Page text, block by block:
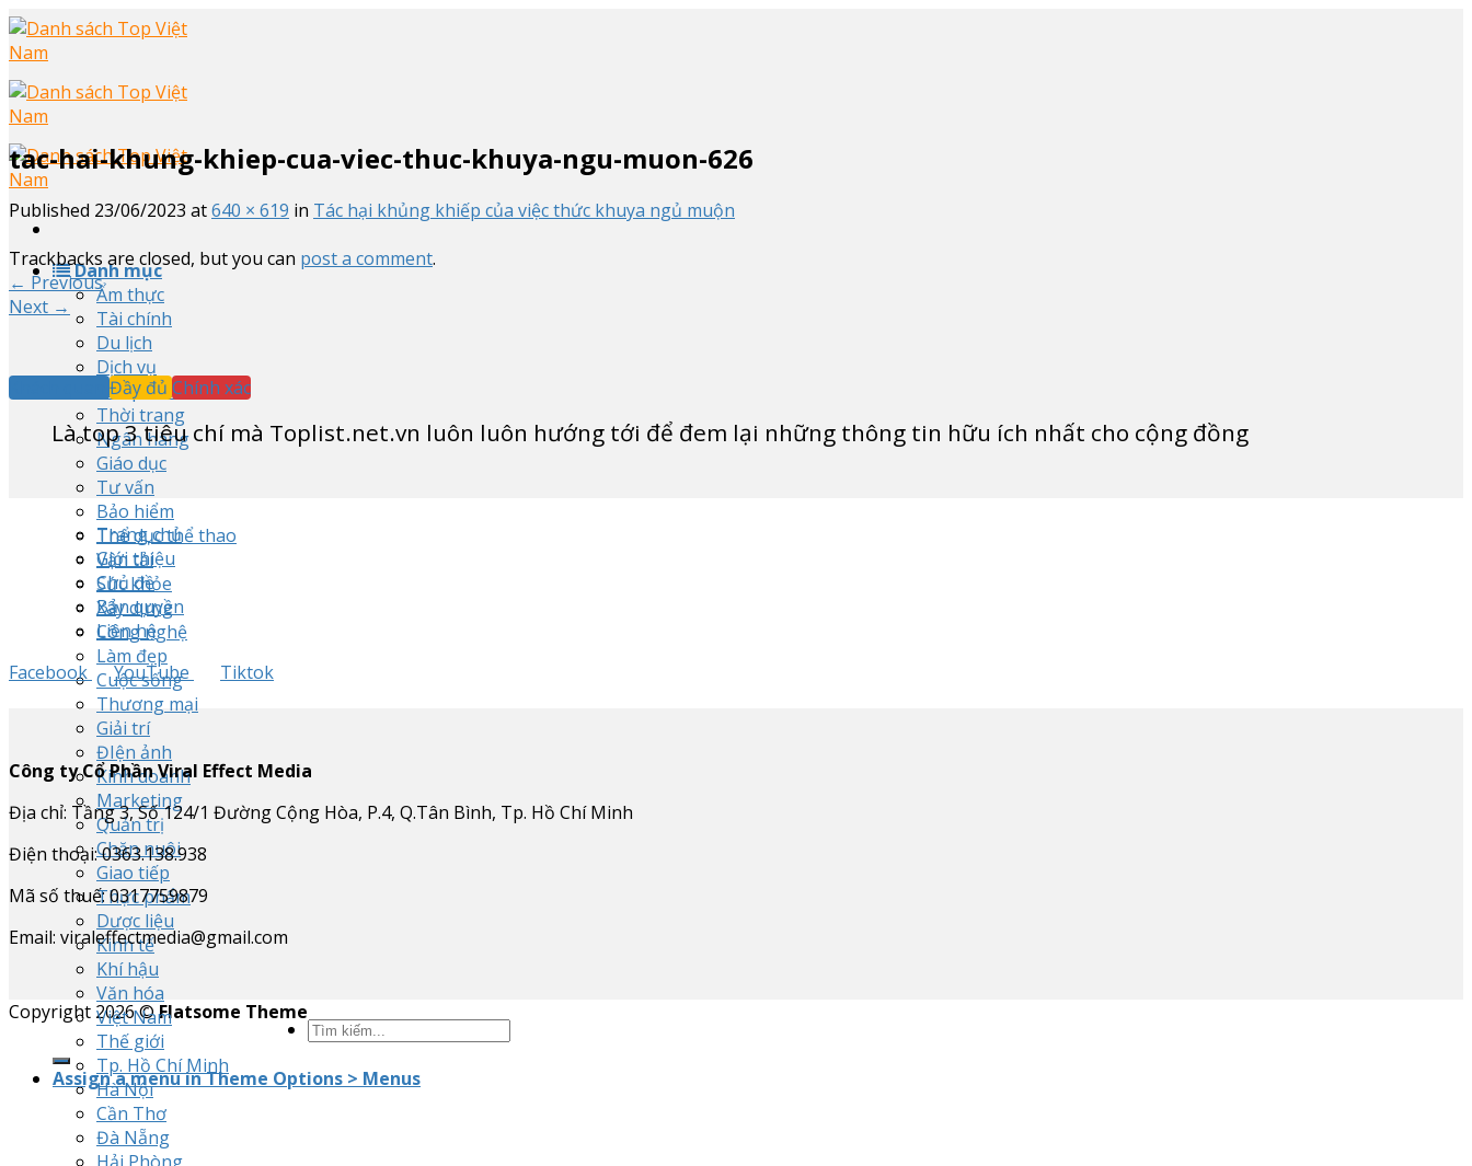
Skip
to
content
Danh mục
Ẩm thực
Tài chính
Du lịch
Dịch vụ
Sản phẩm
Thời trang
Ngân hàng
Giáo dục
Tư vấn
Bảo hiểm
Thể dục thể thao
Vận tải
Sức khỏe
Xây dựng
Công nghệ
Làm đẹp
Cuộc sống
Thương mại
Giải trí
ĐIện ảnh
Kinh doanh
Marketing
Quản trị
Chăn nuôi
Giao tiếp
Thực phẩm
Dược liệu
Kinh tế
Khí hậu
Văn hóa
Việt Nam
Thế giới
Tp. Hồ Chí Minh
Hà Nội
Cần Thơ
Đà Nẵng
tac-hai-khung-khiep-cua-viec-thuc-khuya-ngu-muon-626
Published 23/06/2023 at640 × 619 in Tác hại khủng khiếp của việc thức khuya ngủ muộn
Trackbacks are closed, but you can post a comment.
← Previous
Next →
Đầy đủ Chính xác
Là top3tiêu chí mà Toplist.net.vn luôn luôn hướng tới để đem lại những thông tin hữu ích nhất cho cộng đồng
Trang chủ
Giới thiệu
Chủ đề
Bản quyền
Liên hệ
Facebook
YouTube Tiktok
Công ty Cổ Phần Viral Effect Media
Địa chỉ: Tầng 3, Số 124/1 Đường Cộng Hòa, P.4, Q.Tân Bình, Tp. Hồ Chí Minh
Điện thoại: 0363.138.938
Mã số thuế: 0317759879
Email: viraleffectmedia@gmail.com
Copyright 2026 ©Flatsome Theme
Assign a menu in Theme Options > Menus